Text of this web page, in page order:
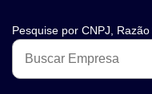
Pesquise por CNPJ,